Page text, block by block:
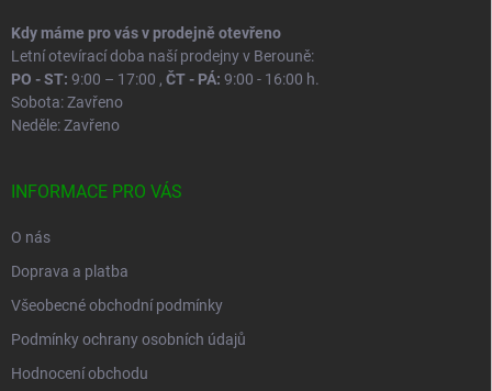
Kdy máme pro vás v prodejně otevřeno
Letní otevírací doba naší prodejny v Berouně:
PO - ST: 9:00 – 17:00 , ČT - PÁ: 9:00 - 16:00 h.
Sobota: Zavřeno
Neděle: Zavřeno
INFORMACE PRO VÁS
O nás
Doprava a platba
Všeobecné obchodní podmínky
Podmínky ochrany osobních údajů
Hodnocení obchodu